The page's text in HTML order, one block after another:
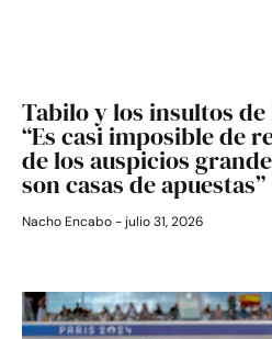
Tabilo y los insultos
“Es casi imposible de
de los auspicios
son casas de apuestas”
Nacho Encabo julio 31, 2026